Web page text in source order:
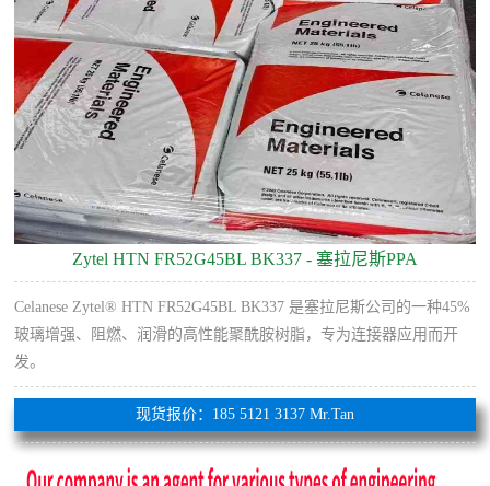
Zytel HTN FR52G45BL BK337 - 塞拉尼斯PPA
Celanese Zytel® HTN FR52G45BL BK337 是塞拉尼斯公司的一种45%
玻璃增强、阻燃、润滑的高性能聚酰胺树脂，专为连接器应用而开
发。
现货报价：185 5121 3137 Mr.Tan